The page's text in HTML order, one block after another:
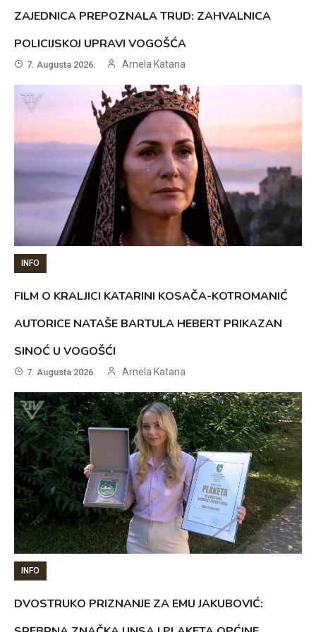
ZAJEDNICA PREPOZNALA TRUD: ZAHVALNICA
POLICIJSKOJ UPRAVI VOGOŠĆA
7. Augusta 2026. Arnela Katana
INFO
FILM O KRALJICI KATARINI KOSAČA-KOTROMANIĆ
AUTORICE NATAŠE BARTULA HEBERT PRIKAZAN
SINOĆ U VOGOŠĆI
7. Augusta 2026. Arnela Katana
INFO
DVOSTRUKO PRIZNANJE ZA EMU JAKUBOVIĆ: